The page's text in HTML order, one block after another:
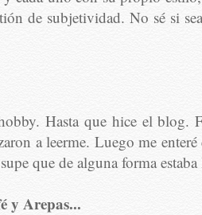
de subjetividad. No sé si
Hasta que hice el blog.
a leerme. Luego me
que de alguna forma
y Arepas...